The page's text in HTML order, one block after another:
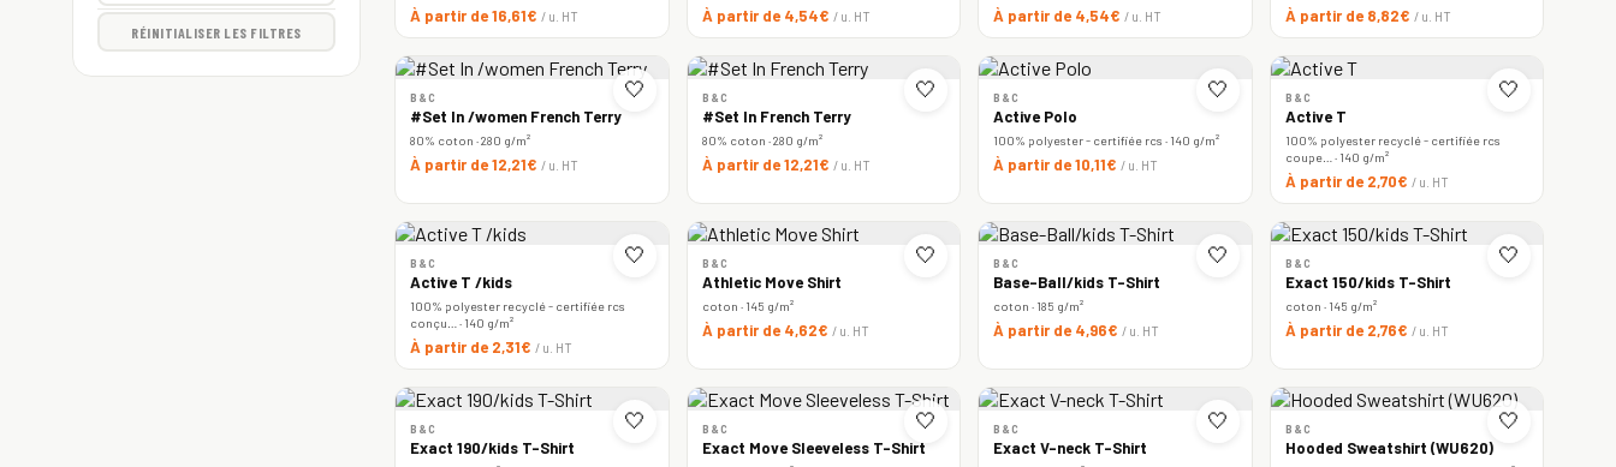
RÉINITIALISER LES FILTRES
À partir de 16,61€ / u. HT À partir de 4,54€ / u. HT À partir de 4,54€ / u. HT À partir de 8,82€ / u. HT
🤍
B&C
#Set In /women French Terry
80% coton · 280 g/m²
À partir de 12,21€ / u. HT
🤍
B&C
#Set In French Terry
80% coton · 280 g/m²
À partir de 12,21€ / u. HT
🤍
B&C
Active Polo
100% polyester - certifiée rcs · 140 g/m²
À partir de 10,11€ / u. HT
🤍
B&C
Active T
100% polyester recyclé - certifiée rcs
coupe… · 140 g/m²
À partir de 2,70€ / u. HT
🤍
B&C
Active T /kids
100% polyester recyclé - certifiée rcs
conçu… · 140 g/m²
À partir de 2,31€ / u. HT
🤍
B&C
Athletic Move Shirt
coton · 145 g/m²
À partir de 4,62€ / u. HT
🤍
B&C
Base-Ball/kids T-Shirt
coton · 185 g/m²
À partir de 4,96€ / u. HT
🤍
B&C
Exact 150/kids T-Shirt
coton · 145 g/m²
À partir de 2,76€ / u. HT
🤍
B&C
Exact 190/kids T-Shirt
🤍
B&C
Exact Move Sleeveless T-Shirt
🤍
B&C
Exact V-neck T-Shirt
🤍
B&C
Hooded Sweatshirt (WU620)